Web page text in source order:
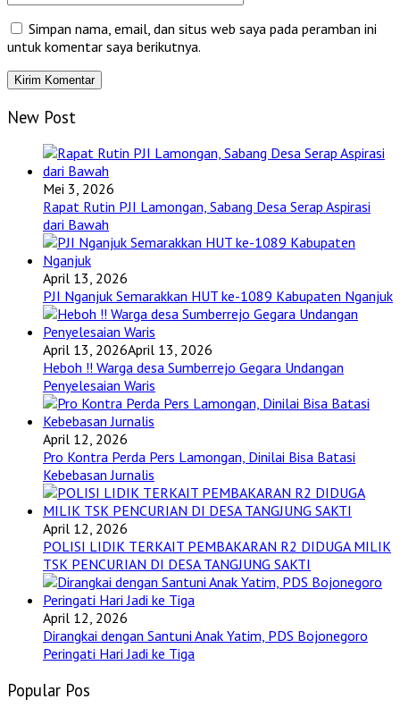
Simpan nama, email, dan situs web saya pada peramban ini
untuk komentar saya berikutnya.
New Post
Mei 3, 2026
Rapat Rutin PJI Lamongan, Sabang Desa Serap Aspirasi
dari Bawah
April 13, 2026
PJI Nganjuk Semarakkan HUT ke-1089 Kabupaten Nganjuk
April 13, 2026April 13, 2026
Heboh !! Warga desa Sumberrejo Gegara Undangan
Penyelesaian Waris
April 12, 2026
Pro Kontra Perda Pers Lamongan, Dinilai Bisa Batasi
Kebebasan Jurnalis
April 12, 2026
POLISI LIDIK TERKAIT PEMBAKARAN R2 DIDUGA MILIK
TSK PENCURIAN DI DESA TANGJUNG SAKTI
April 12, 2026
Dirangkai dengan Santuni Anak Yatim, PDS Bojonegoro
Peringati Hari Jadi ke Tiga
Popular Pos